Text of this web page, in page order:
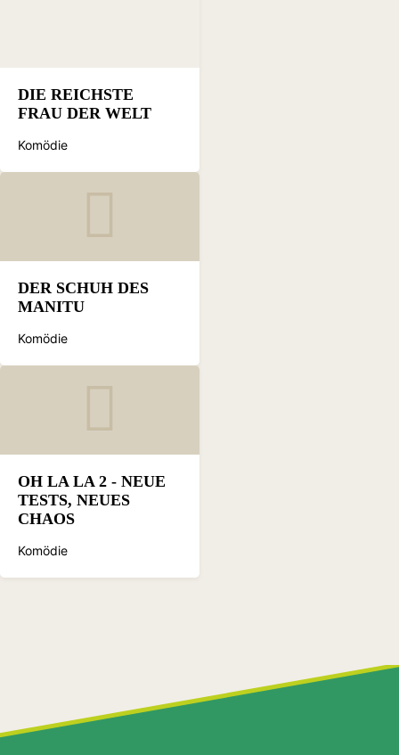
DIE REICHSTE
FRAU DER WELT
Komödie
DER SCHUH DES
MANITU
Komödie
OH LA LA 2 - NEUE
TESTS, NEUES
CHAOS
Komödie